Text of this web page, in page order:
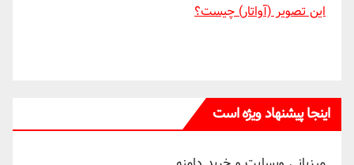
این تصویر (آواتار) چیست؟
اینجا پیشنهاد ویژه است